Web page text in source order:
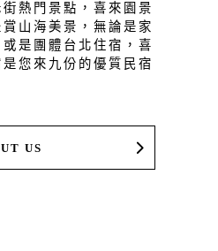
熱門景點，喜來園景
山海美景，無論是家
是團體台北住宿，喜
您來九份的優質民宿
US